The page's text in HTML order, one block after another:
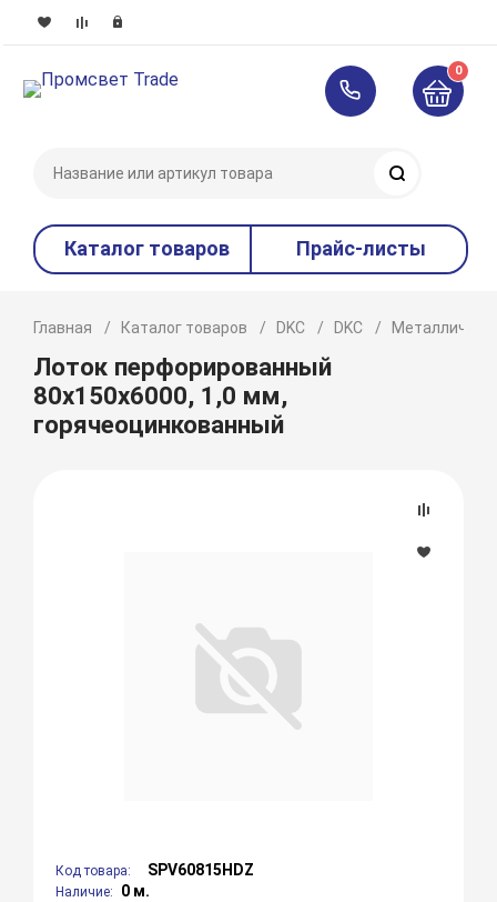
0
Каталог товаров Прайс-листы
Главная Каталог товаров DKC DKC
Лоток перфорированный
80х150х6000, 1,0 мм,
горячеоцинкованный
Код товара: SPV60815HDZ
Наличие: 0 м.